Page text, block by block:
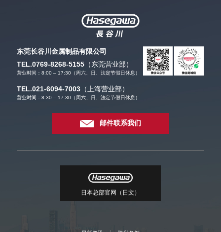
东莞长谷川金属制品有限公司
TEL.0769-8268-5155（东莞营业部）
营业时间：8:00 – 17:30（周六、日、法定节假日休息）
TEL.021-6094-7003（上海营业部）
营业时间：8:30 – 17:30（周六、日、法定节假日休息）
邮件联系我们
日本总部官网（日文）